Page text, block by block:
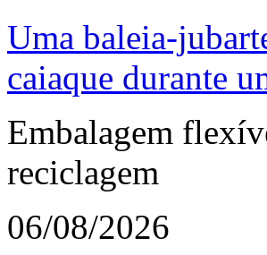
Uma baleia-
caiaque durante
Embalagem
reciclagem
06/08/2026